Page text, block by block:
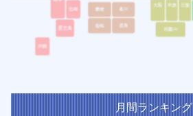
月間ランキング